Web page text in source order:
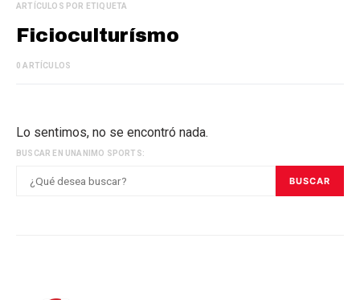
ARTÍCULOS POR ETIQUETA
Ficioculturísmo
0 ARTÍCULOS
Lo sentimos, no se encontró nada.
BUSCAR EN UNANIMO SPORTS:
BUSCAR